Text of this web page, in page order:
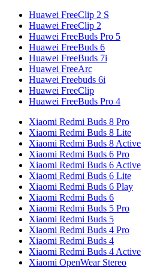
Huawei FreeClip 2 S
Huawei FreeClip 2
Huawei FreeBuds Pro 5
Huawei FreeBuds 6
Huawei FreeBuds 7i
Huawei FreeArc
Huawei Freebuds 6i
Huawei FreeClip
Huawei FreeBuds Pro 4
Xiaomi Redmi Buds 8 Pro
Xiaomi Redmi Buds 8 Lite
Xiaomi Redmi Buds 8 Active
Xiaomi Redmi Buds 6 Pro
Xiaomi Redmi Buds 6 Active
Xiaomi Redmi Buds 6 Lite
Xiaomi Redmi Buds 6 Play
Xiaomi Redmi Buds 6
Xiaomi Redmi Buds 5 Pro
Xiaomi Redmi Buds 5
Xiaomi Redmi Buds 4 Pro
Xiaomi Redmi Buds 4
Xiaomi Redmi Buds 4 Active
Xiaomi OpenWear Stereo